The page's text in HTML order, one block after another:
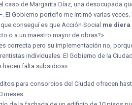
caso de Margarita Díaz, una desocupada
El Gobierno porteño me intimó varias
conseguí es que Acción Social me
o a un maestro mayor de obras?».
correcta pero su implementación no,
individuales. El Gobierno de la
hacen falta subsidios».
para consorcios del Ciudad ofrecen
meses.